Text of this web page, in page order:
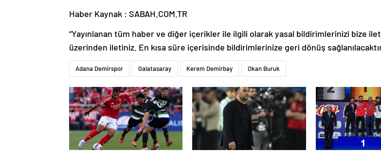
Haber Kaynak : SABAH.COM.TR
“Yayınlanan tüm haber ve diğer içerikler ile ilgili olarak yasal bildirimlerinizi bize
üzerinden iletiniz. En kısa süre içerisinde bildirimlerinize geri dönüş
Adana Demirspor Galatasaray Kerem Demirbay Okan Buruk